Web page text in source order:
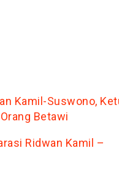
Kamil-Suswono,
Betawi
Ridwan Kamil –